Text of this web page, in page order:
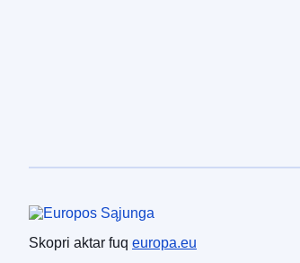
Unjoni Ewropea
Skopri aktar fuq europa.eu